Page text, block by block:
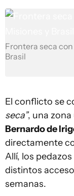
Frontera seca
Brasil
El conflicto se
seca”, una
Bernardo de
directamente
Allí, los
distintos
semanas.